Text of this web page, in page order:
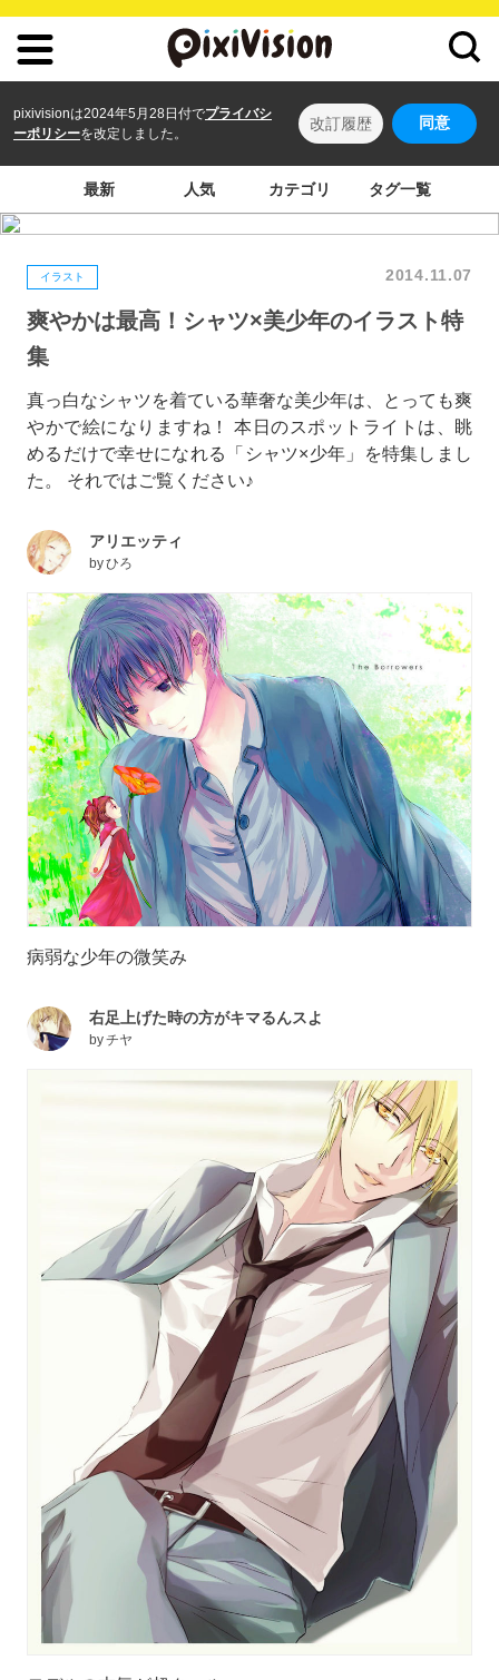
pixivisionは2024年5月28日付でプライバシ
ーポリシーを改定しました。
改訂履歴 同意
最新 人気 カテゴリ タグ一覧
イラスト 2014.11.07
爽やかは最高！シャツ×美少年のイラスト特
集
真っ白なシャツを着ている華奢な美少年は、とっても爽
やかで絵になりますね！ 本日のスポットライトは、眺
めるだけで幸せになれる「シャツ×少年」を特集しまし
た。 それではご覧ください♪
アリエッティ
byひろ
病弱な少年の微笑み
右足上げた時の方がキマるんスよ
byチヤ